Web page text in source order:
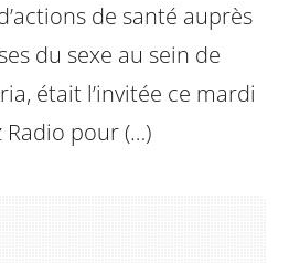
de santé auprès
du sexe au sein de
était l’invitée ce mardi
Radio pour (…)